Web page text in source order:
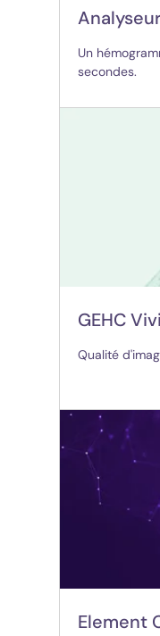
Un
secondes.
GEHC
Qualité
Element